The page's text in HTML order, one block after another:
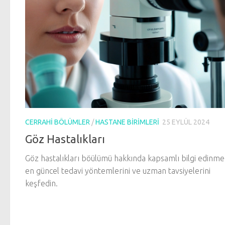
CERRAHI BÖLÜMLER /HASTANE BIRIMLERI 25 EYLÜL 2024
Göz Hastalıkları
Göz hastalıkları böülümü hakkında kapsamlı bilgi
en güncel tedavi yöntemlerini ve uzman tavsiyelerini
keşfedin.